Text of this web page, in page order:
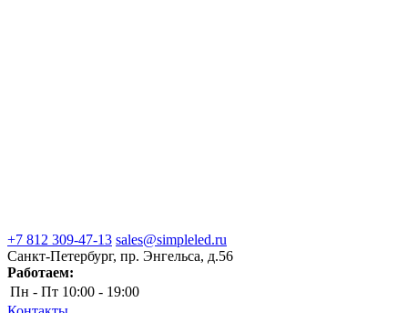
+7 812 309-47-13 sales@simpleled.ru
Санкт-Петербург, пр. Энгельса, д.56
Работаем:
Пн - Пт 10:00 - 19:00